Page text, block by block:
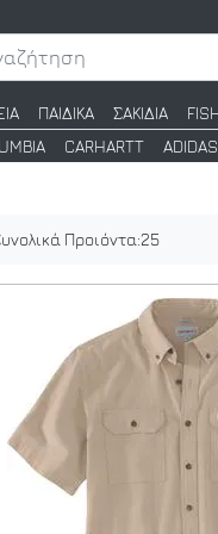
ΠΑΙΔΙΚΑ ΣΑΚΙΔΙΑ
CARHARTT ADIDAS
Προιόντα:25